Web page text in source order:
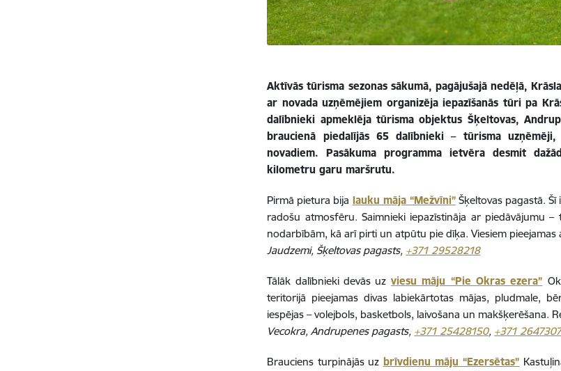
Aktīvās tūrisma sezonas sākumā, pagājušajā nedēļā,
ar novada uzņēmējiem organizēja iepazīšanās tūri pa
dalībnieki apmeklēja tūrisma objektus Šķeltovas,
braucienā piedalījās 65 dalībnieki – tūrisma
novadiem. Pasākuma programma ietvēra desmit
kilometru garu maršrutu.
Pirmā pietura bija lauku māja “Mežvīni”Šķeltovas pagastā.
radošu atmosfēru. Saimnieki iepazīstināja ar piedāvājumu
nodarbībām, kā arī pirti un atpūtu pie dīķa. Viesiem pieejamas
Jaudzemi, Šķeltovas pagasts, +371 29528218
Tālāk dalībnieki devās uz viesu māju “Pie Okras ezera”
teritorijā pieejamas divas labiekārtotas mājas, pludmale,
iespējas – volejbols, basketbols, laivošana un makšķerēšana.
Vecokra, Andrupenes pagasts, +371 25428150, +371
Brauciens turpinājās uz brīvdienu māju “Ezersētas”